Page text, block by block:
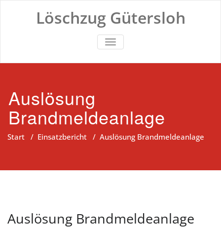
Löschzug Gütersloh
TOGGLE NAVIGATION
Auslösung
Brandmeldeanlage
Start / Einsatzbericht / Auslösung Brandmeldeanlage
Auslösung Brandmeldeanlage